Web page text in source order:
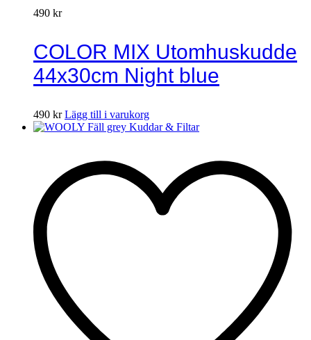
490 kr
COLOR MIX Utomhuskudde
44x30cm Night blue
490 kr Lägg till i varukorg